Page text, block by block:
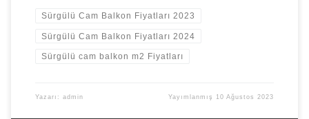
Sürgülü Cam Balkon Fiyatları 2023
Sürgülü Cam Balkon Fiyatları 2024
Sürgülü cam balkon m2 Fiyatları
Yazarı: admin Yayımlanmış 10 Ağustos 2023